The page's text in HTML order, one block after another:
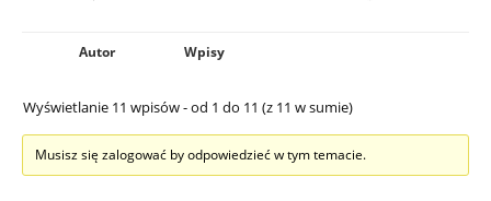
Autor Wpisy
Wyświetlanie 11 wpisów - od 1 do 11 (z 11 w sumie)
Musisz się zalogować by odpowiedzieć w tym temacie.